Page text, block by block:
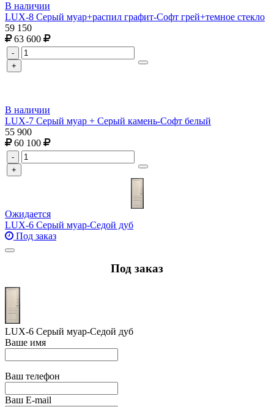
В наличии
LUX-8 Серый муар+распил графит-Софт грей+темное стекло
59 150
63 600
-
+
В наличии
LUX-7 Серый муар + Серый камень-Софт белый
55 900
60 100
-
+
Ожидается
LUX-6 Cерый муар-Седой дуб
Под заказ
Под заказ
LUX-6 Cерый муар-Седой дуб
Ваше имя
Ваш телефон
Ваш E-mail